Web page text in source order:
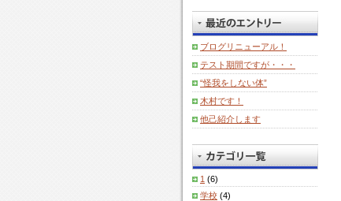
ブログリニューアル！
テスト期間ですが・・・
“怪我をしない体”
木村です！
他己紹介します
1 (6)
学校 (4)